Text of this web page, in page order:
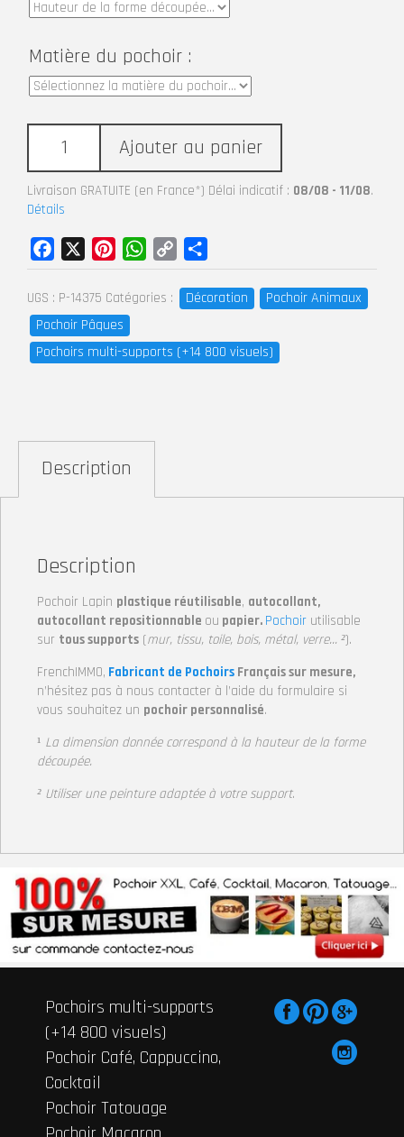
Matière du pochoir :
Ajouter au panier
Livraison GRATUITE (en France*) Délai indicatif : 08/08 - 11/08.
Détails
UGS : P-14375 Catégories : Décoration
Pochoir Animaux
Pochoir Pâques
Pochoirs multi-supports (+14 800 visuels)
Facebook PinterestWhatsApp
Copy
Link
Description
Description
Pochoir Lapin plastique réutilisable, autocollant,
autocollant repositionnable ou papier. Pochoir utilisable
sur tous supports (mur, tissu, toile, bois, métal, verre… ²).
FrenchIMMO, Fabricant de Pochoirs Français sur mesure,
n’hésitez pas à nous contacter à l’aide du formulaire si
vous souhaitez un pochoir personnalisé.
¹ La dimension donnée correspond à la hauteur de la forme
découpée.
² Utiliser une peinture adaptée à votre support.
Pochoirs multi-supports
(+14 800 visuels)
Pochoir Café, Cappuccino,
Cocktail
Pochoir Tatouage